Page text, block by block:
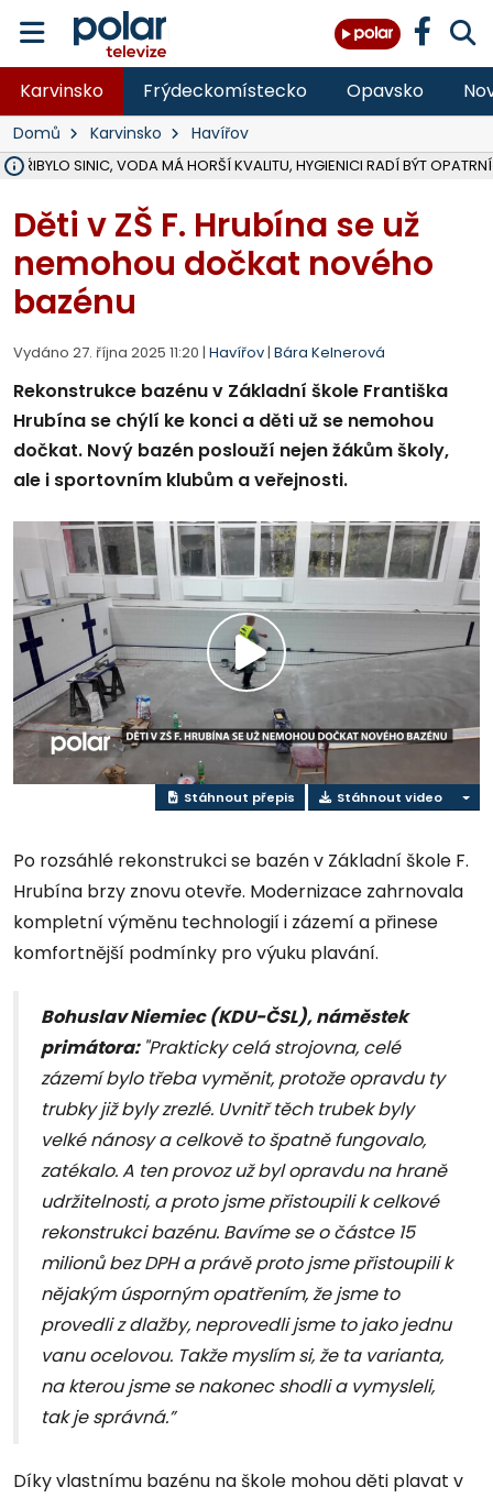
Karvinsko Frýdeckomístecko Opavsko
Domů Karvinsko Havířov
PŘIBYLO SINIC, VODA MÁ HORŠÍ KVALITU, HYGIENICI RADÍ BÝT OPATRNÍ
Děti v ZŠ F. Hrubína se už
nemohou dočkat nového
bazénu
Vydáno 27. října 2025 11:20 | Havířov | Bára Kelnerová
Rekonstrukce bazénu v Základní škole Františka
Hrubína se chýlí ke konci a děti už se nemohou
dočkat. Nový bazén poslouží nejen žákům školy,
ale i sportovním klubům a veřejnosti.
Přehrát
video
Stáhnout přepis Stáhnout video
Po rozsáhlé rekonstrukci se bazén v Základní škole F.
Hrubína brzy znovu otevře. Modernizace zahrnovala
kompletní výměnu technologií i zázemí a přinese
komfortnější podmínky pro výuku plavání.
Bohuslav Niemiec (KDU-ČSL), náměstek
primátora: "Prakticky celá strojovna, celé
zázemí bylo třeba vyměnit, protože opravdu ty
trubky již byly zrezlé. Uvnitř těch trubek byly
velké nánosy a celkově to špatně fungovalo,
zatékalo. A ten provoz už byl opravdu na hraně
udržitelnosti, a proto jsme přistoupili k celkové
rekonstrukci bazénu. Bavíme se o částce 15
milionů bez DPH a právě proto jsme přistoupili k
nějakým úsporným opatřením, že jsme to
provedli z dlažby, neprovedli jsme to jako jednu
vanu ocelovou. Takže myslím si, že ta varianta,
na kterou jsme se nakonec shodli a vymysleli,
tak je správná.”
Díky vlastnímu bazénu na škole mohou děti plavat v